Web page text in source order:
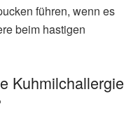
führen, wenn es
beim hastigen
Kuhmilchallergie